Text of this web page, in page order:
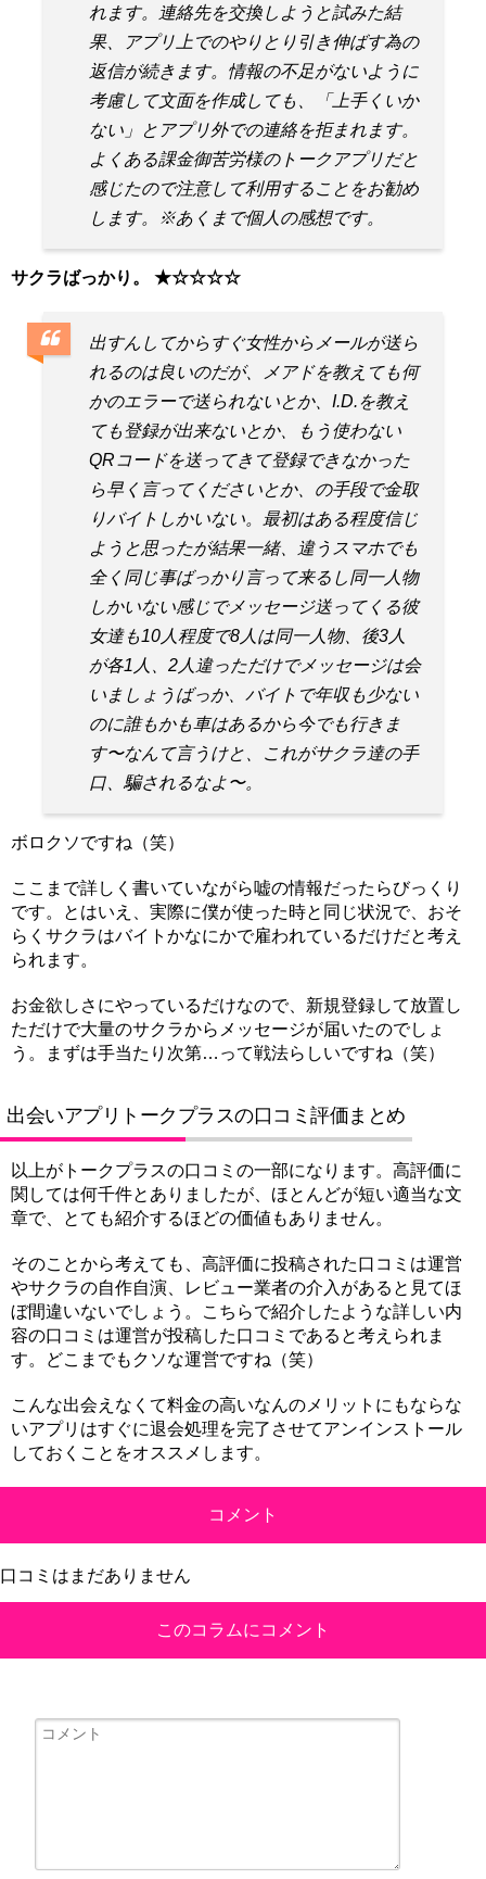
れます。連絡先を交換しようと試みた結
果、アプリ上でのやりとり引き伸ばす為の
返信が続きます。情報の不足がないように
考慮して文面を作成しても、「上手くいか
ない」とアプリ外での連絡を拒まれます。
よくある課金御苦労様のトークアプリだと
感じたので注意して利用することをお勧め
します。※あくまで個人の感想です。
サクラばっかり。 ★☆☆☆☆
出すんしてからすぐ女性からメールが送ら
れるのは良いのだが、メアドを教えても何
かのエラーで送られないとか、I.D.を教え
ても登録が出来ないとか、もう使わない
QRコードを送ってきて登録できなかった
ら早く言ってくださいとか、の手段で金取
りバイトしかいない。最初はある程度信じ
ようと思ったが結果一緒、違うスマホでも
全く同じ事ばっかり言って来るし同一人物
しかいない感じでメッセージ送ってくる彼
女達も10人程度で8人は同一人物、後3人
が各1人、2人違っただけでメッセージは会
いましょうばっか、バイトで年収も少ない
のに誰もかも車はあるから今でも行きま
す〜なんて言うけと、これがサクラ達の手
口、騙されるなよ〜。
ボロクソですね（笑）
ここまで詳しく書いていながら嘘の情報だったらびっくり
です。とはいえ、実際に僕が使った時と同じ状況で、おそ
らくサクラはバイトかなにかで雇われているだけだと考え
られます。
お金欲しさにやっているだけなので、新規登録して放置し
ただけで大量のサクラからメッセージが届いたのでしょ
う。まずは手当たり次第…って戦法らしいですね（笑）
出会いアプリトークプラスの口コミ評価まとめ
以上がトークプラスの口コミの一部になります。高評価に
関しては何千件とありましたが、ほとんどが短い適当な文
章で、とても紹介するほどの価値もありません。
そのことから考えても、高評価に投稿された口コミは運営
やサクラの自作自演、レビュー業者の介入があると見てほ
ぼ間違いないでしょう。こちらで紹介したような詳しい内
容の口コミは運営が投稿した口コミであると考えられま
す。どこまでもクソな運営ですね（笑）
こんな出会えなくて料金の高いなんのメリットにもならな
いアプリはすぐに退会処理を完了させてアンインストール
しておくことをオススメします。
コメント
口コミはまだありません
このコラムにコメント